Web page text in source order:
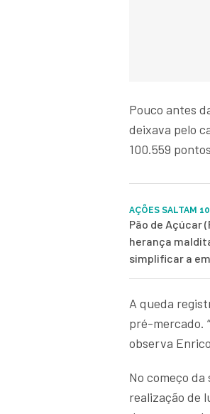
Pouco antes
deixava pelo
100.559
AÇÕES SALTAM
Pão de Açúcar
herança
simplificar a
A queda
pré-mercado.
observa
No começo
realização de